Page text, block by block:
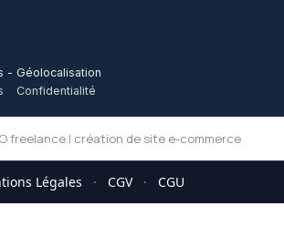
- Géolocalisation
Confidentialité
freelance | création de site e-commerce
Légales · CGV · CGU